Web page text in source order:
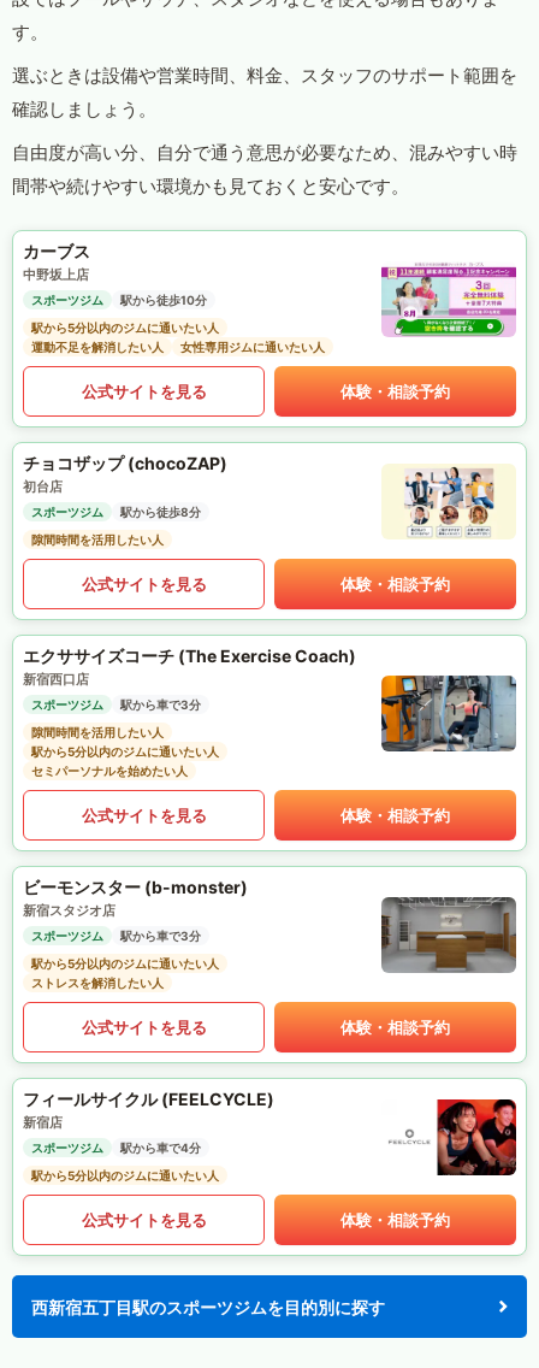
す。
選ぶときは設備や営業時間、料金、スタッフのサポート範囲を
確認しましょう。
自由度が高い分、自分で通う意思が必要なため、混みやすい時
間帯や続けやすい環境かも見ておくと安心です。
カーブス
中野坂上店
スポーツジム
駅から徒歩10分
駅から5分以内のジムに通いたい人
運動不足を解消したい人
女性専用ジムに通いたい人
公式サイトを見る 体験・相談予約
チョコザップ (chocoZAP)
初台店
スポーツジム
駅から徒歩8分
隙間時間を活用したい人
公式サイトを見る 体験・相談予約
エクササイズコーチ (The Exercise Coach)
新宿西口店
スポーツジム
駅から車で3分
隙間時間を活用したい人
駅から5分以内のジムに通いたい人
セミパーソナルを始めたい人
公式サイトを見る 体験・相談予約
ビーモンスター (b-monster)
新宿スタジオ店
スポーツジム
駅から車で3分
駅から5分以内のジムに通いたい人
ストレスを解消したい人
公式サイトを見る 体験・相談予約
フィールサイクル (FEELCYCLE)
新宿店
スポーツジム
駅から車で4分
駅から5分以内のジムに通いたい人
公式サイトを見る 体験・相談予約
西新宿五丁目駅のスポーツジムを目的別に探す